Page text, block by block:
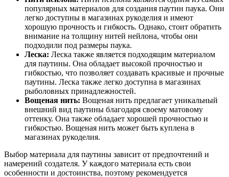
популярных материалов для создания паутин паука. Они
легко доступны в магазинах рукоделия и имеют
хорошую прочность и гибкость. Однако, стоит обратить
внимание на толщину нитей нейлона, чтобы они
подходили под размеры паука.
Леска: Леска также является подходящим материалом
для паутины. Она обладает высокой прочностью и
гибкостью, что позволяет создавать красивые и прочные
паутины. Леска также легко доступна в магазинах
рыболовных принадлежностей.
Вощеная нить: Вощеная нить предлагает уникальный
внешний вид паутины благодаря своему матовому
оттенку. Она также обладает хорошей прочностью и
гибкостью. Вощеная нить может быть куплена в
магазинах рукоделия.
Выбор материала для паутины зависит от предпочтений и
намерений создателя. У каждого материала есть свои
особенности и достоинства, поэтому рекомендуется